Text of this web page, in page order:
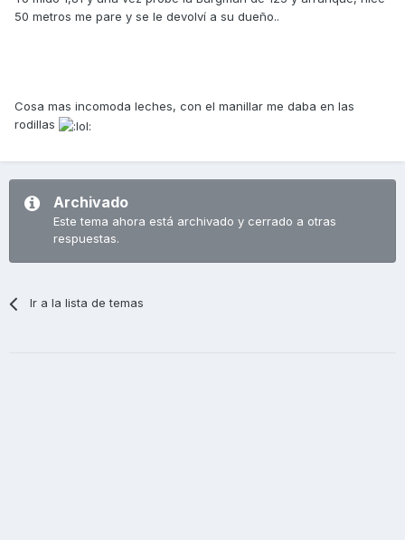
50 metros me pare y se le devolví a su dueño..
Cosa mas incomoda leches, con el manillar me daba en las
rodillas
Archivado
Este tema ahora está archivado y cerrado a otras
respuestas.
Ir a la lista de temas